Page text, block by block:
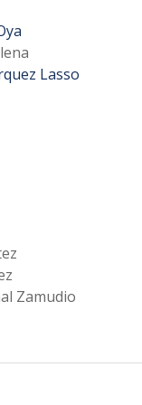
Lasso
Zamudio